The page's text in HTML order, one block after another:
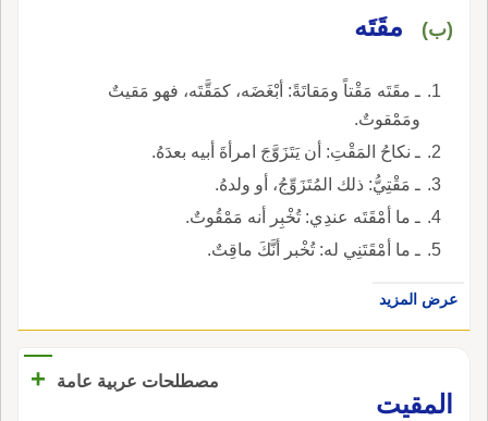
(ب) مقَتَه
ـ مقَتَه مَقْتاً ومَقاتَةً: أبْغَضَه، كمَقَّتَه، فهو مَقيتٌ
ومَمْقوتٌ.
ـ نكاحُ المَقْتِ: أن يَتَزَوَّجَ امرأةَ أبيه بعدَهُ.
ـ مَقْتِيُّ: ذلك المُتَزَوِّجُ، أو ولدهُ.
ـ ما أمْقَتَه عندِي: تُخْبِر أنه مَمْقُوتٌ.
ـ ما أمْقَتَنِي له: تُخْبر أنَّكَ ماقِتٌ.
عرض المزيد
مصطلحات عربية عامة
+
المقيت